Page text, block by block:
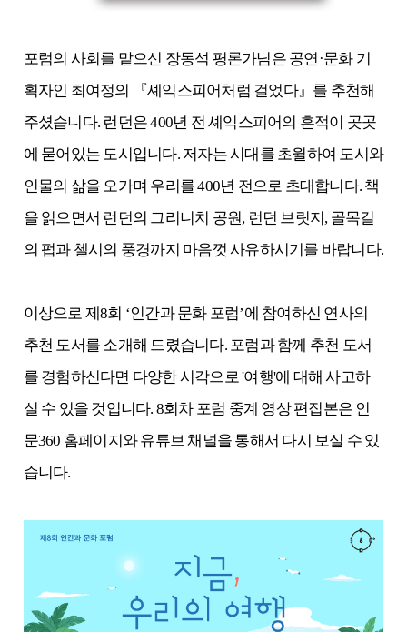
포럼의 사회를 맡으신 장동석 평론가님은 공연·문화 기
획자인 최여정의 『셰익스피어처럼 걸었다』를 추천해
주셨습니다. 런던은 400년 전 셰익스피어의 흔적이 곳곳
에 묻어있는 도시입니다. 저자는 시대를 초월하여 도시와
인물의 삶을 오가며 우리를 400년 전으로 초대합니다. 책
을 읽으면서 런던의 그리니치 공원, 런던 브릿지, 골목길
의 펍과 첼시의 풍경까지 마음껏 사유하시기를 바랍니다.
이상으로 제8회 ‘인간과 문화 포럼’에 참여하신 연사의
추천 도서를 소개해 드렸습니다. 포럼과 함께 추천 도서
를 경험하신다면 다양한 시각으로 '여행'에 대해 사고하
실 수 있을 것입니다. 8회차 포럼 중계 영상 편집본은 인
문360 홈페이지와 유튜브 채널을 통해서 다시 보실 수 있
습니다.